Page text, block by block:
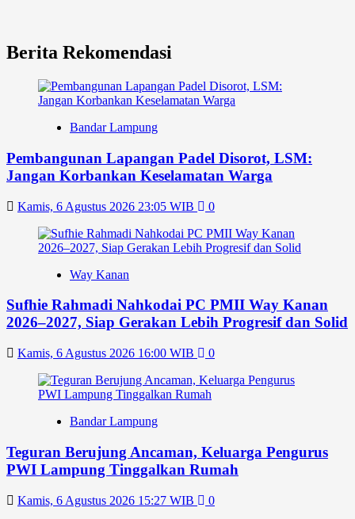
Berita Rekomendasi
Bandar Lampung
Pembangunan Lapangan Padel Disorot, LSM:
Jangan Korbankan Keselamatan Warga
Kamis, 6 Agustus 2026 23:05 WIB 0
Way Kanan
Sufhie Rahmadi Nahkodai PC PMII Way Kanan
2026–2027, Siap Gerakan Lebih Progresif dan Solid
Kamis, 6 Agustus 2026 16:00 WIB 0
Bandar Lampung
Teguran Berujung Ancaman, Keluarga Pengurus
PWI Lampung Tinggalkan Rumah
Kamis, 6 Agustus 2026 15:27 WIB 0